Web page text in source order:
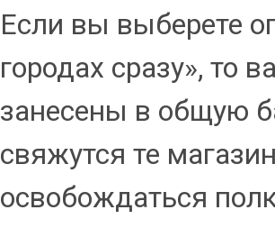
Если вы выберете
городах сразу», то
занесены в общую
свяжутся те
освобождаться